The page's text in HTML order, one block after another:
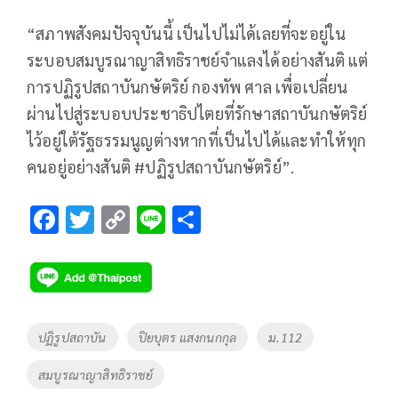
“สภาพสังคมปัจจุบันนี้ เป็นไปไม่ได้เลยที่จะอยู่ใน
ระบอบสมบูรณาญาสิทธิราชย์จำแลงได้อย่างสันติ แต่
การปฏิรูปสถาบันกษัตริย์ กองทัพ ศาล เพื่อเปลี่ยน
ผ่านไปสู่ระบอบประชาธิปไตยที่รักษาสถาบันกษัตริย์
ไว้อยู่ใต้รัฐธรรมนูญต่างหากที่เป็นไปได้และทำให้ทุก
คนอยู่อย่างสันติ #ปฏิรูปสถาบันกษัตริย์”.
F
e
b
o
k
T
tt
er
C
p
y
Li
n
k
Li
Tags
ปฏิรูปสถาบัน ปิยบุตร แสงกนกกุล ม.112
สมบูรณาญาสิทธิราชย์